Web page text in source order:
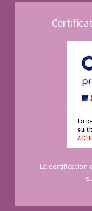
La certification